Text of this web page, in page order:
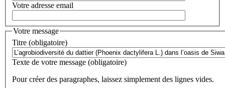
Votre adresse email
Votre message
Titre (obligatoire)
Texte de votre message (obligatoire)
Pour créer des paragraphes, laissez simplement des lignes vides.